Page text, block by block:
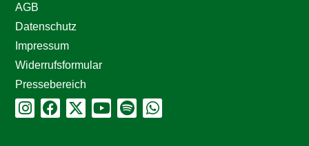
AGB
Datenschutz
Impressum
Widerrufsformular
Pressebereich